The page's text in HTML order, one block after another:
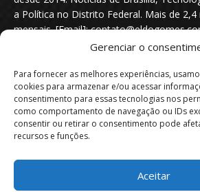
Gerenciar o
Para fornecer as melhores experiências,
cookies para armazenar e/ou acessar
consentimento para essas tecnologias nos
como comportamento de navegação ou IDs
consentir ou retirar o consentimento pode
recursos e funções.
Aceitar
a Política no Distrito Federal. Mais de 2,4
mensais. [Email]: